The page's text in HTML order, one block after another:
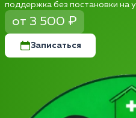
поддержка без постановки на
от 3 500 ₽
Записаться